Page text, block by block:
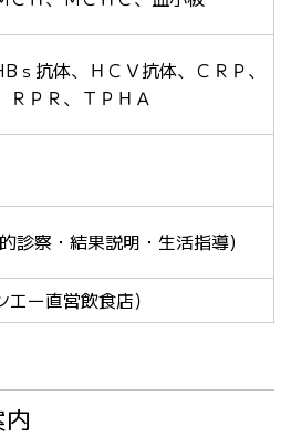
ｓ抗体、ＨＣＶ抗体、ＣＲＰ、
ＲＰＲ、ＴＰＨＡ
診察・結果説明・生活指導)
ー直営飲食店）